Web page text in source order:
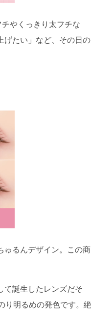
やくっきり太フチな
げたい」など、その日の
ゅるんデザイン。この商
て誕生したレンズだそ
り明るめの発色です。絶